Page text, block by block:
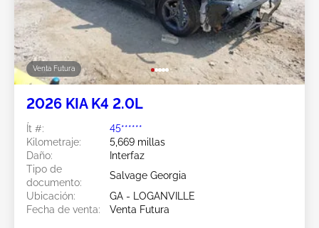
Venta Futura
2026 KIA K4 2.0L
Ít #:
45******
Kilometraje:
5,669 millas
Daño:
Interfaz
Tipo de
documento:
Salvage Georgia
Ubicación:
GA - LOGANVILLE
Fecha de venta:
Venta Futura